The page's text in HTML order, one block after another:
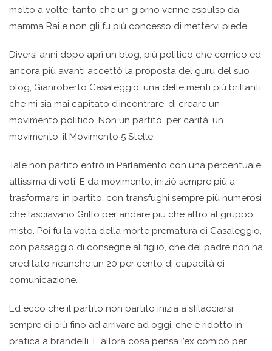
molto a volte, tanto che un giorno venne espulso da
mamma Rai e non gli fu più concesso di mettervi piede.
Diversi anni dopo aprì un blog, più politico che comico ed
ancora più avanti accettò la proposta del guru del suo
blog, Gianroberto Casaleggio, una delle menti più brillanti
che mi sia mai capitato d’incontrare, di creare un
movimento politico. Non un partito, per carità, un
movimento: il Movimento 5 Stelle.
Tale non partito entrò in Parlamento con una percentuale
altissima di voti. E da movimento, iniziò sempre più a
trasformarsi in partito, con transfughi sempre più numerosi
che lasciavano Grillo per andare più che altro al gruppo
misto. Poi fu la volta della morte prematura di Casaleggio,
con passaggio di consegne al figlio, che del padre non ha
ereditato neanche un 20 per cento di capacità di
comunicazione.
Ed ecco che il partito non partito inizia a sfilacciarsi
sempre di più fino ad arrivare ad oggi, che è ridotto in
pratica a brandelli. E allora cosa pensa l’ex comico per